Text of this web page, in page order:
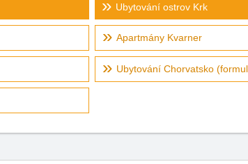
Ubytování ostrov Krk
Apartmány Kvarner
Ubytování Chorvatsko